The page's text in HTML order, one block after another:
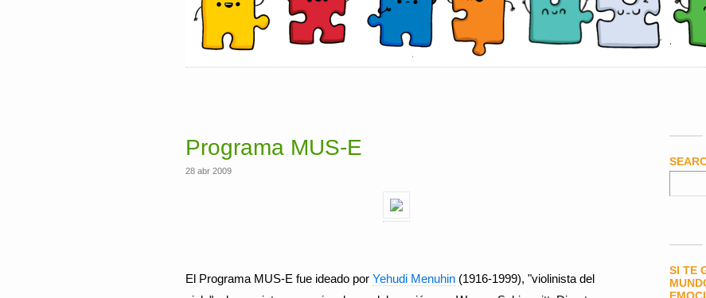
Programa MUS-E
28 abr 2009
El Programa MUS-E fue ideado por Yehudi Menuhin (1916-1999), "violinista del
SI TE